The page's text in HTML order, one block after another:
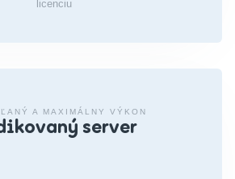
licenciu
A MAXIMÁLNY VÝKON
server